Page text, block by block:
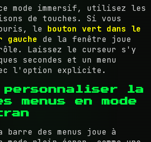
mode immersif, utilisez les
de touches. Si vous
le bouton vert dans le
gauche de la fenêtre joue
rôle. Laissez le curseur s'y
secondes et un menu
l'option explicite.
personnaliser la
menus en mode
des menus joue à